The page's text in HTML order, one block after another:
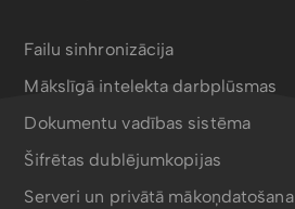
Failu sinhronizācija
Mākslīgā intelekta darbplūsmas
Dokumentu vadības sistēma
Šifrētas dublējumkopijas
Serveri un privātā mākoņdatošana